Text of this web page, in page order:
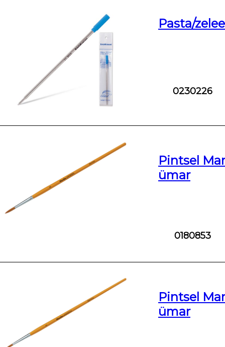
Pasta/
0230226
Pintsel
ümar
0180853
Pintsel
ümar